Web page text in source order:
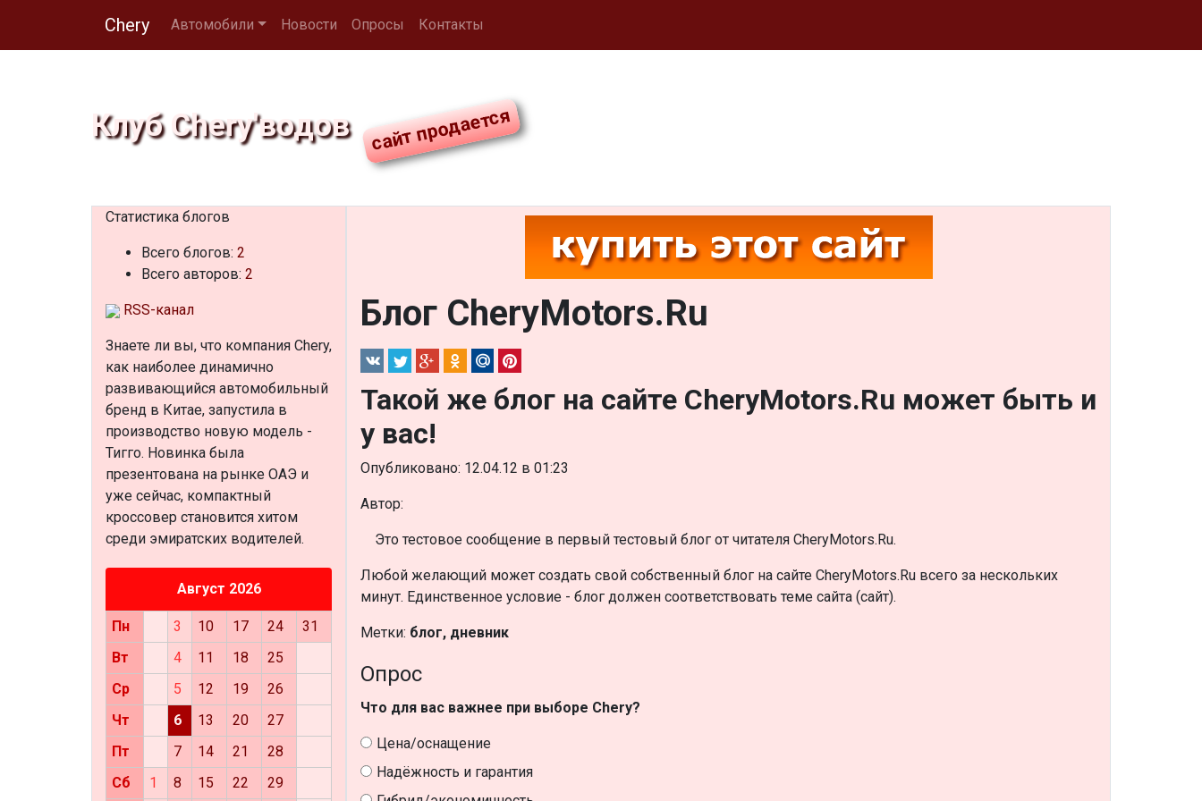
Chery Автомобили Новости Опросы Контакты
Клуб Chery'водов
Блог CheryMotors.Ru
Такой же блог на сайте CheryMotors.Ru может быть и
у вас!
Опубликовано: 12.04.12 в 01:23
Автор:
Это тестовое сообщение в первый тестовый блог от читателя CheryMotors.Ru.
Любой желающий может создать свой собственный блог на сайте CheryMotors.Ru всего за нескольких
минут. Единственное условие - блог должен соответствовать теме сайта (сайт).
Метки: блог, дневник
Опрос
Что для вас важнее при выборе Chery?
Цена/оснащение
Надёжность и гарантия
Статистика блогов
Всего блогов: 2
Всего авторов: 2
RSS-канал
Знаете ли вы, что компания Chery,
как наиболее динамично
развивающийся автомобильный
бренд в Китае, запустила в
производство новую модель -
Тигго. Новинка была
презентована на рынке ОАЭ и
уже сейчас, компактный
кроссовер становится хитом
среди эмиратских водителей.
Август 2026
Пн 3 10 17 24
31
Вт
4 11 18
25
Ср
5 12 19
26
Чт
6 13 20
27
Пт
7 14 21
28
Сб
1 8 15 22 29